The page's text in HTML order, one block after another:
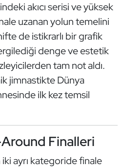
akıcı serisi ve yüksek
uzanan yolun temelini
de istikrarlı bir grafik
denge ve estetik
tam not aldı.
jimnastikte Dünya
ilk kez temsil
Finalleri
ayrı kategoride finale